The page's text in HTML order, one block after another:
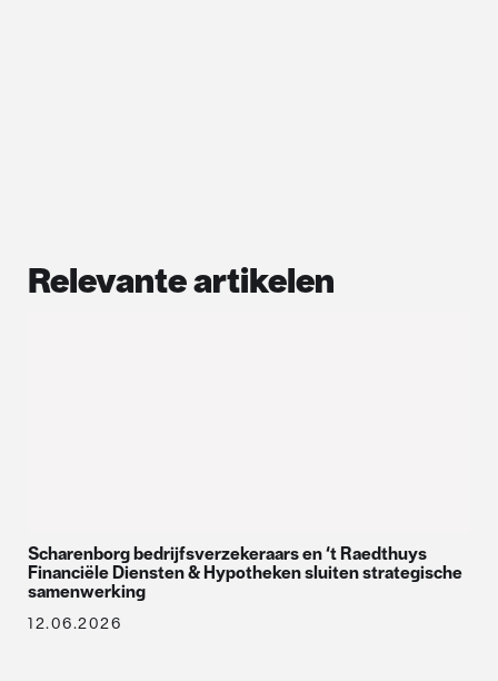
Relevante artikelen
Scharenborg bedrijfsverzekeraars en ‘t Raedthuys
Financiële Diensten & Hypotheken sluiten strategische
samenwerking
12.06.2026